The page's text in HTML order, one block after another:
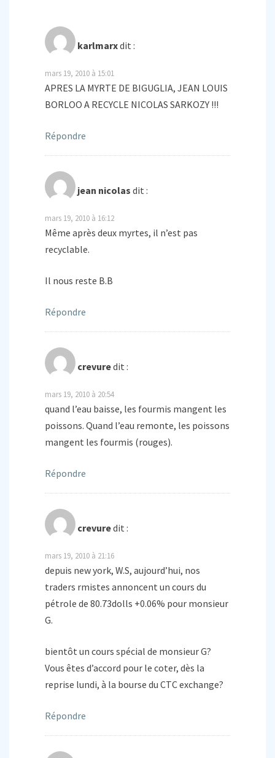
karlmarxdit :
mars 19, 2010 à 15:01
APRES LA MYRTE DE BIGUGLIA, JEAN LOUIS
BORLOO A RECYCLE NICOLAS SARKOZY !!!
Répondre
jean nicolas dit :
mars 19, 2010 à 16:12
Même après deux myrtes, il n’est pas
recyclable.
Il nous reste B.B
Répondre
crevuredit :
mars 19, 2010 à 20:54
quand l’eau baisse, les fourmis mangent les
poissons. Quand l’eau remonte, les poissons
mangent les fourmis (rouges).
Répondre
crevuredit :
mars 19, 2010 à 21:16
depuis new york, W.S, aujourd’hui, nos
traders rmistes annoncent un cours du
pétrole de 80.73dolls +0.06% pour monsieur
G.
bientôt un cours spécial de monsieur G?
Vous êtes d’accord pour le coter, dès la
reprise lundi, à la bourse du CTC exchange?
Répondre